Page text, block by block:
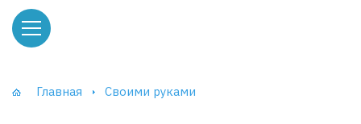
Главная Своими руками
и тумбы